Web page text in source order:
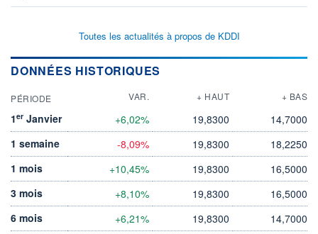
Toutes les actualités à propos de KDDI
DONNÉES HISTORIQUES
PÉRIODE VAR. + HAUT + BAS
1er Janvier +6,02% 19,8300
14,7000
1 semaine
-8,09% 19,8300
18,2250
1 mois
+10,45% 19,8300
16,5000
3 mois
+8,10% 19,8300
16,5000
6 mois
+6,21% 19,8300
14,7000